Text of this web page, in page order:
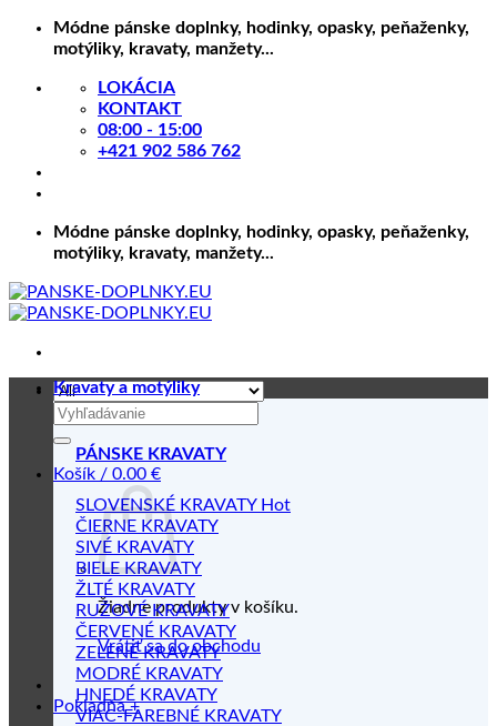
Skip
Módne pánske doplnky, hodinky, opasky, peňaženky,
motýliky, kravaty, manžety...
LOKÁCIA
KONTAKT
08:00 - 15:00
+421 902 586 762
Módne pánske doplnky, hodinky, opasky, peňaženky,
motýliky, kravaty, manžety...
Hľadať:
Košík / 0.00 €
Žiadne produkty v košíku.
Vrátiť sa do obchodu
Pokladňa +
Kravaty a motýliky
PÁNSKE KRAVATY
SLOVENSKÉ KRAVATY
ČIERNE KRAVATY
SIVÉ KRAVATY
BIELE KRAVATY
ŽLTÉ KRAVATY
RUŽOVÉ KRAVATY
ČERVENÉ KRAVATY
ZELENÉ KRAVATY
MODRÉ KRAVATY
HNEDÉ KRAVATY
VIAC-FAREBNÉ KRAVATY